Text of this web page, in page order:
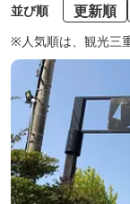
並び順 更新順
※人気順は、観光三